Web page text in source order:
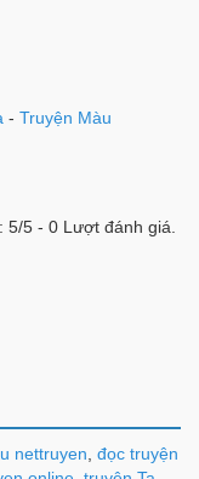
-Truyện Màu
5/5 - 0 Lượt đánh giá.
nettruyen đọc truyện